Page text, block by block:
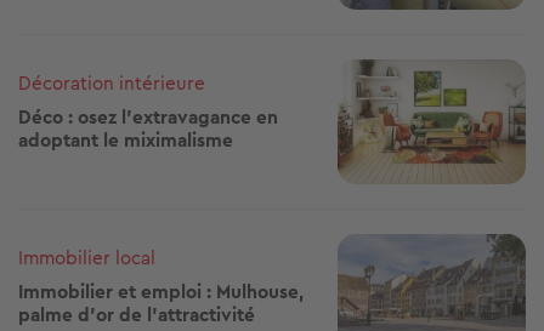
Image
Décoration intérieure
Déco : osez l'extravagance en
adoptant le miximalisme
Image
Immobilier local
Immobilier et emploi : Mulhouse,
palme d’or de l’attractivité